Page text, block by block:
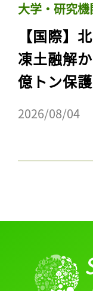
大学・研究機
【国際】
凍土融解
億トン保
2026/08/04